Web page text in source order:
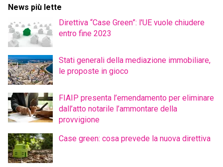
News più lette
Direttiva “Case Green”: l'UE vuole chiudere
entro fine 2023
Stati generali della mediazione immobiliare,
le proposte in gioco
FIAIP presenta l’emendamento per eliminare
dall’atto notarile l’ammontare della
provvigione
Case green: cosa prevede la nuova direttiva